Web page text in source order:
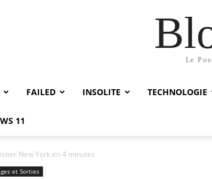
Le
FAILED INSOLITE TECHNOLOGIE
11
New York en 4 minutes
et Sorties